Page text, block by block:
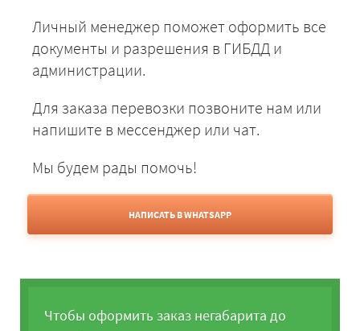
Личный менеджер поможет оформить все
документы и разрешения в ГИБДД и
администрации.
Для заказа перевозки позвоните нам или
напишите в мессенджер или чат.
Мы будем рады помочь!
НАПИСАТЬ В WHATSAPP
Чтобы оформить заказ негабарита до